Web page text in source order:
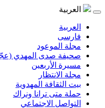
المهدي (عجّل الله فرجه)
المهدوية
ترانا ونراك
الاجتماعي